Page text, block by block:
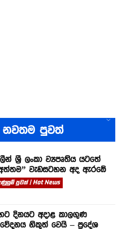
නවතම පුවත්
ශ්‍රී ලංකා ව්‍යපෘතිය යටතේ
වැඩසටහන අද ඇරඹේ
පුවත් | Hot News
දිනයට අදාළ කාලගුණ
නිකුත් වෙයි – ප්‍රදේශ